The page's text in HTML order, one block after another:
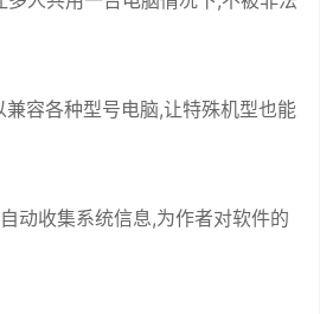
兼容各种型号电脑,让特殊机型也能
动收集系统信息,为作者对软件的